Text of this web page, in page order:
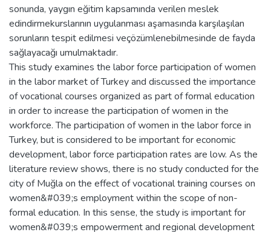
sonunda, yaygın eğitim kapsamında verilen meslek
edindirmekurslarının uygulanması aşamasında karşılaşılan
sorunların tespit edilmesi veçözümlenebilmesinde de fayda
sağlayacağı umulmaktadır.
This study examines the labor force participation of women
in the labor market of Turkey and discussed the importance
of vocational courses organized as part of formal education
in order to increase the participation of women in the
workforce. The participation of women in the labor force in
Turkey, but is considered to be important for economic
development, labor force participation rates are low. As the
literature review shows, there is no study conducted for the
city of Muğla on the effect of vocational training courses on
women&#039;s employment within the scope of non-
formal education. In this sense, the study is important for
women&#039;s empowerment and regional development